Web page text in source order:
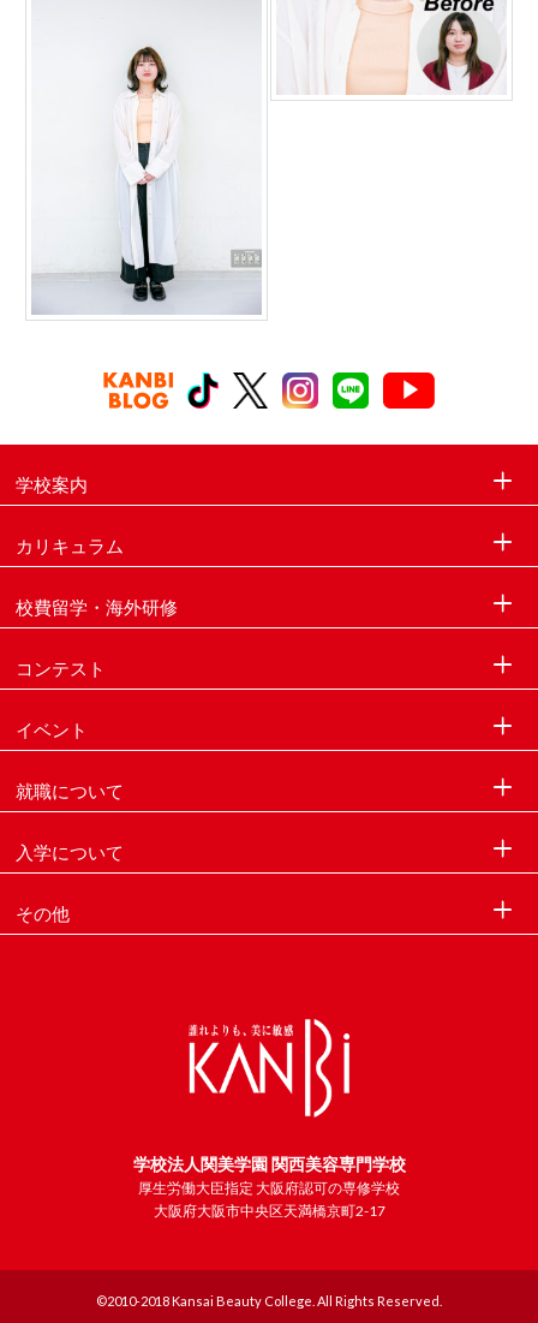
学校案内
カリキュラム
校費留学・海外研修
コンテスト
イベント
就職について
入学について
その他
学校法人関美学園 関西美容専門学校
厚生労働大臣指定 大阪府認可の専修学校
大阪府大阪市中央区天満橋京町2-17
©2010-2018 Kansai Beauty College. All Rights Reserved.